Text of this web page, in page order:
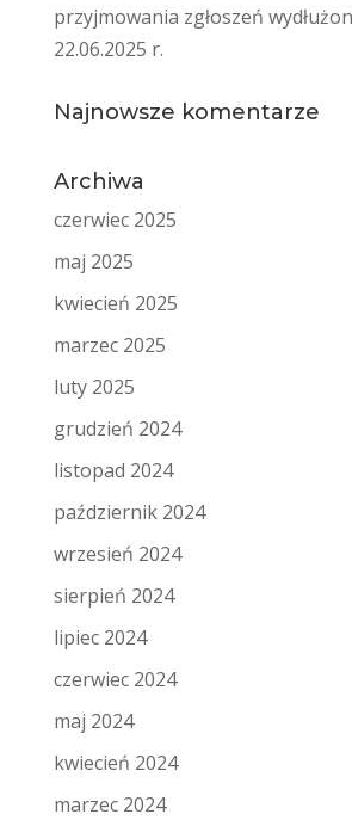
przyjmowania zgłoszeń
22.06.2025 r.
Najnowsze komentarze
Archiwa
czerwiec 2025
maj 2025
kwiecień 2025
marzec 2025
luty 2025
grudzień 2024
listopad 2024
październik 2024
wrzesień 2024
sierpień 2024
lipiec 2024
czerwiec 2024
maj 2024
kwiecień 2024
marzec 2024